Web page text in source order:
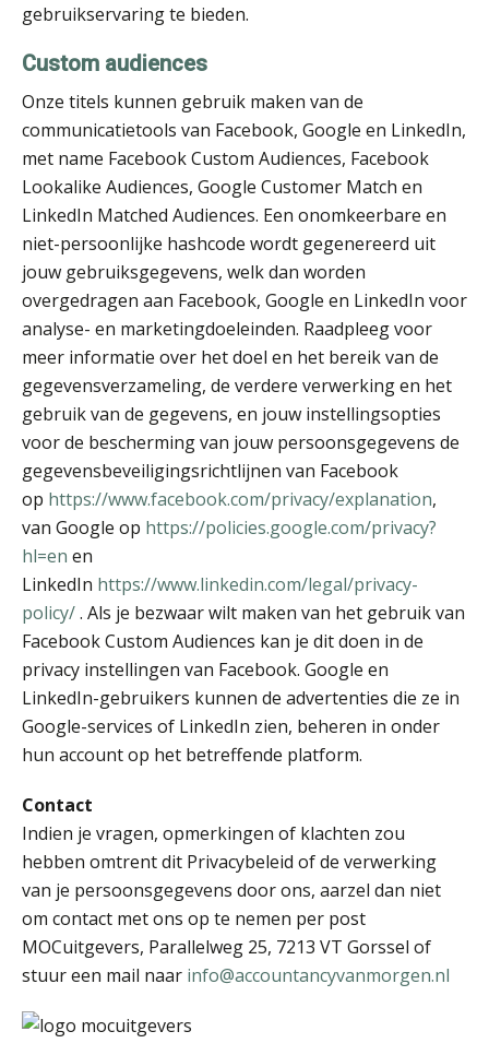
gebruikservaring te bieden.
Custom audiences
Onze titels kunnen gebruik maken van de
communicatietools van Facebook, Google en LinkedIn,
met name Facebook Custom Audiences, Facebook
Lookalike Audiences, Google Customer Match en
LinkedIn Matched Audiences. Een onomkeerbare en
niet-persoonlijke hashcode wordt gegenereerd uit
jouw gebruiksgegevens, welk dan worden
overgedragen aan Facebook, Google en LinkedIn voor
analyse- en marketingdoeleinden. Raadpleeg voor
meer informatie over het doel en het bereik van de
gegevensverzameling, de verdere verwerking en het
gebruik van de gegevens, en jouw instellingsopties
voor de bescherming van jouw persoonsgegevens de
gegevensbeveiligingsrichtlijnen van Facebook
op https://www.facebook.com/privacy/explanation,
van Google op https://policies.google.com/privacy?
hl=en en
LinkedIn https://www.linkedin.com/legal/privacy-
policy/. Als je bezwaar wilt maken van het gebruik van
Facebook Custom Audiences kan je dit doen in de
privacy instellingen van Facebook. Google en
LinkedIn-gebruikers kunnen de advertenties die ze in
Google-services of LinkedIn zien, beheren in onder
hun account op het betreffende platform.
Contact
Indien je vragen, opmerkingen of klachten zou
hebben omtrent dit Privacybeleid of de verwerking
van je persoonsgegevens door ons, aarzel dan niet
om contact met ons op te nemen per post
MOCuitgevers, Parallelweg 25, 7213 VT Gorssel of
stuur een mail naar info@accountancyvanmorgen.nl
Jan van Wijngaarden
Bernard Schols
Guney Bagislayici
Joost Diks
Hans Geuns